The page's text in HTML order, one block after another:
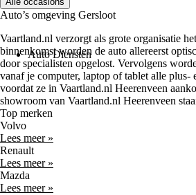
Auto Diensten
Auto’s omgeving Gersloot
Vaartland.nl verzorgt als grote organisatie
binnenkomst worden de auto allereerst
door specialisten opgelost. Vervolgens
vanaf je computer, laptop of tablet alle plus-
voordat ze in Vaartland.nl Heerenveen
showroom van Vaartland.nl Heerenveen
Top merken
Volvo
Lees meer »
Renault
Lees meer »
Mazda
Lees meer »